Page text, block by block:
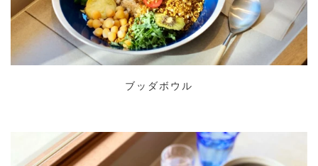
ブッダボウル